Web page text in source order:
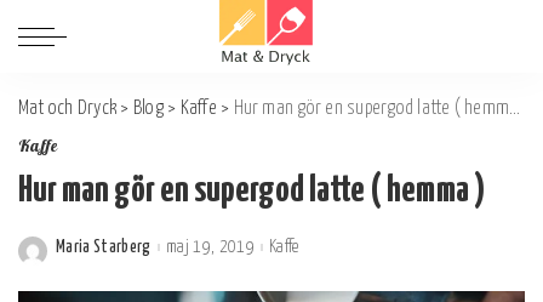
Mat och Dryck > Blog> Kaffe > Hur man gör en supergod latte ( hemma )
Kaffe
Hur man gör en supergod latte ( hemma )
Postat
Maria Starberg maj 19, 2019 Kaffe